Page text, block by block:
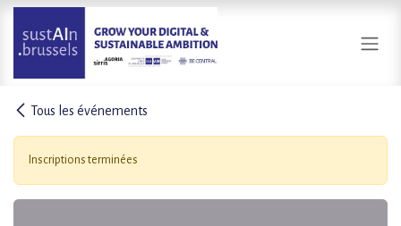
Se rendre au contenu
Tous les événements
Inscriptions terminées